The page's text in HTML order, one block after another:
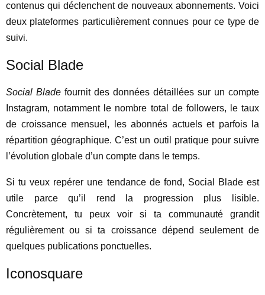
contenus qui déclenchent de nouveaux abonnements. Voici
deux plateformes particulièrement connues pour ce type de
suivi.
Social Blade
Social Blade fournit des données détaillées sur un compte
Instagram, notamment le nombre total de followers, le taux
de croissance mensuel, les abonnés actuels et parfois la
répartition géographique. C’est un outil pratique pour suivre
l’évolution globale d’un compte dans le temps.
Si tu veux repérer une tendance de fond, Social Blade est
utile parce qu’il rend la progression plus lisible.
Concrètement, tu peux voir si ta communauté grandit
régulièrement ou si ta croissance dépend seulement de
quelques publications ponctuelles.
Iconosquare